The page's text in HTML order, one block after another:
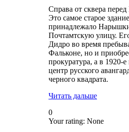
Справа от сквера
Это самое старое
принадлежало
Почтамтскую улицу.
Дидро во время
Фальконе, но и
прокуратура, а в 1920-
центр русского
черного квадрата.
Читать дальше
0
Your rating: None